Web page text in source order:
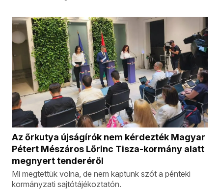
Az őrkutya újságírók nem kérdezték Magyar
Pétert Mészáros Lőrinc Tisza-kormány alatt
megnyert tenderéről
Mi megtettük volna, de nem kaptunk szót a pénteki
kormányzati sajtótájékoztatón.